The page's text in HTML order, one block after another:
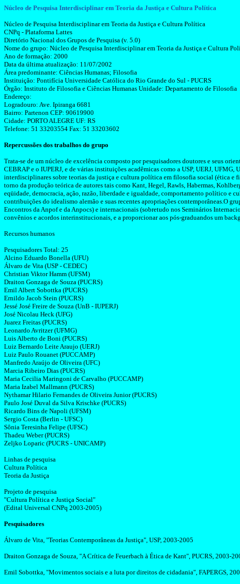
Núcleo de Pesquisa Interdisciplinar em Teoria da Justiça e Cultura Política
Núcleo de Pesquisa Interdisciplinar em Teoria da Justiça e Cultura Política
CNPq - Plataforma Lattes
Diretório Nacional dos Grupos de Pesquisa (v. 5.0)
Nome do grupo: Núcleo de Pesquisa Interdisciplinar em Teoria da Justiça e Cultura
Ano de formação: 2000
Data da última atualização: 11/07/2002
Área predominante: Ciências Humanas; Filosofia
Instituição: Pontifícia Universidade Católica do Rio Grande do Sul - PUCRS
Órgão: Instituto de Filosofia e Ciências Humanas Unidade: Departamento de Filosofia
Endereço:
Logradouro: Ave. Ipiranga 6681
Bairro: Partenon CEP: 90619900
Cidade: PORTO ALEGRE UF: RS
Telefone: 51 33203554 Fax: 51 33203602
Repercussões dos trabalhos do grupo
Trata-se de um núcleo de excelência composto por pesquisadores doutores e seus
CEBRAP e o IUPERJ, e de várias instituições acadêmicas como a USP, UERJ, UFMG,
interdisciplinares sobre teorias da justiça e cultura política em filosofia social (ética
torno da produção teórica de autores tais como Kant, Hegel, Rawls, Habermas,
eqüidade, democracia, ação, razão, liberdade e igualdade, comportamento político e
contribuições do idealismo alemão e suas recentes apropriações contemporâneas.O
Encontros daAnpofe daAnpocs) e internacionais (sobretudo nos Seminários
convênios e acordos interinstitucionais, e a proporcionar aos pós-graduandos um
Recursos humanos
Pesquisadores Total: 25
Alcino Eduardo Bonella (UFU)
Álvaro de Vita (USP - CEDEC)
Christian Viktor Hamm (UFSM)
Draiton Gonzaga de Souza (PUCRS)
Emil Albert Sobottka (PUCRS)
Ernildo Jacob Stein (PUCRS)
Jessé José Freire de Souza (UnB - IUPERJ)
José Nicolau Heck (UFG)
Juarez Freitas (PUCRS)
Leonardo Avritzer(UFMG)
Luis Alberto de Boni (PUCRS)
Luiz Bernardo LeiteAraujo (UERJ)
Luiz Paulo Rouanet (PUCCAMP)
Manfredo Araújo de Oliveira (UFC)
Marcia Ribeiro Dias (PUCRS)
Maria Cecilia Maringoni de Carvalho (PUCCAMP)
Maria Izabel Mallmann (PUCRS)
Nythamar Hilario Fernandes de Oliveira Junior (PUCRS)
Paulo José Duval da Silva Krischke (PUCRS)
Ricardo Bins de Napoli (UFSM)
Sergio Costa (Berlin - UFSC)
Sônia Teresinha Felipe (UFSC)
Thadeu Weber (PUCRS)
Zeljko Loparic (PUCRS - UNICAMP)
Linhas de pesquisa
Cultura Política
Teoria da Justiça
Projeto de pesquisa
"Cultura Política e Justiça Social"
(Edital Universal CNPq 2003-2005)
Pesquisadores
Álvaro de Vita, "Teorias Contemporâneas da Justiça", USP, 2003-2005
Draiton Gonzaga de Souza, "A Crítica de Feuerbach à Ética de Kant", PUCRS, 2003-
Emil Sobottka, "Movimentos sociais e a luta por direitos de cidadania", FAPERGS,